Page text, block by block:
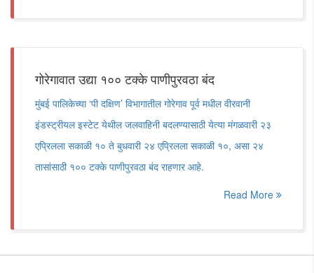
गोरेगावात उद्या १०० टक्के पाणीपुरवठा बंद
मुंबई पालिकेच्या ‘पी दक्षिण’ विभागातील गोरेगाव पूर्व मधील वीरवानी
इंडस्ट्रीयल इस्टेट येथील जलवाहिनी बदलण्यासाठी येत्या मंगळवारी २३
एप्रिलला सकाळी १० ते बुधवारी २४ एप्रिलला सकाळी १०, असा २४
तासांसाठी १०० टक्के पाणीपुरवठा बंद राहणार आहे.
Read More